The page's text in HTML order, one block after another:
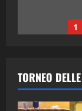
1
2
TORNEO